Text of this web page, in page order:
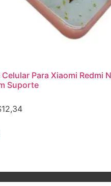
Para Xiaomi Redmi
Suporte
12,34